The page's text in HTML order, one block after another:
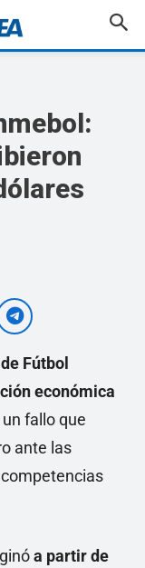
Fútbol
económica
un fallo que
ante las
a partir de